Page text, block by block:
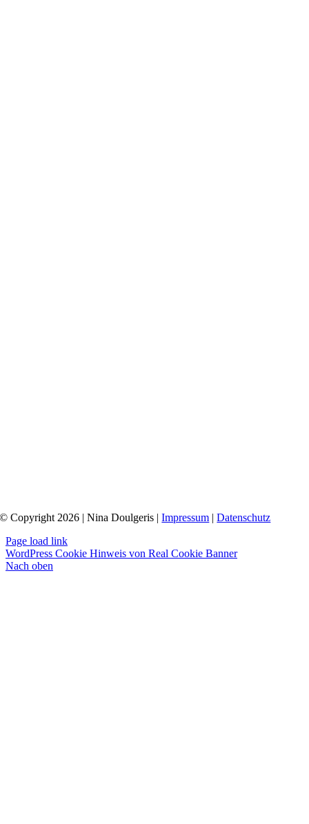
© Copyright 2026 | Nina Doulgeris |Impressum |Datenschutz
Page load link
WordPress Cookie Hinweis von Real Cookie Banner
Nach oben